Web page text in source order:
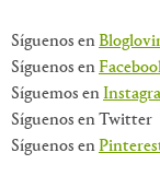
Síguenos en
Síguenos en
Síguemos en
Síguenos en Twitter
Síguenos en